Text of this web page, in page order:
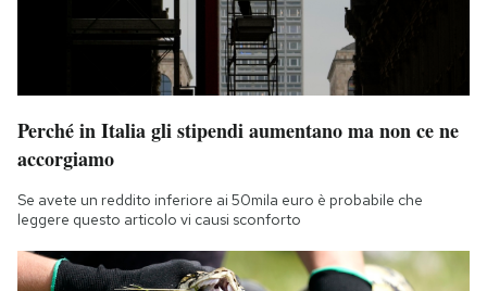
Perché in Italia gli stipendi aumentano ma non ce ne
accorgiamo
Se avete un reddito inferiore ai 50mila euro è probabile che
leggere questo articolo vi causi sconforto